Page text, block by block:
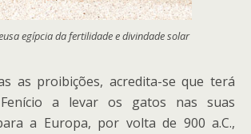
egípcia da fertilidade e divindade solar
as proibições, acredita-se que terá
a levar os gatos nas suas
a Europa, por volta de 900 a.C.,